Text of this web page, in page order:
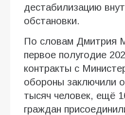
дестабилизацию
обстановки.
По словам Дмитрия
первое полугодие
контракты с
обороны заключили
тысяч человек, ещё
граждан